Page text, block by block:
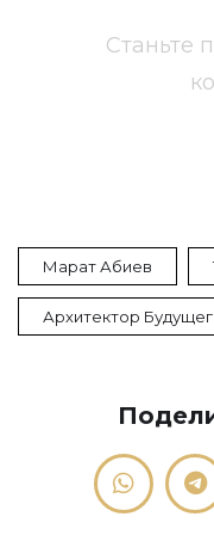
Станьте
Марат Абиев
Архитектор